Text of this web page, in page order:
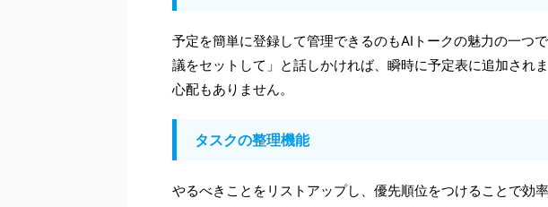
予定を簡単に登録して管理できるのもAIトークの魅力の一つ
議をセットして」と話しかければ、瞬時に予定表に追加され
心配もありません。
タスクの整理機能
やるべきことをリストアップし、優先順位をつけることで効